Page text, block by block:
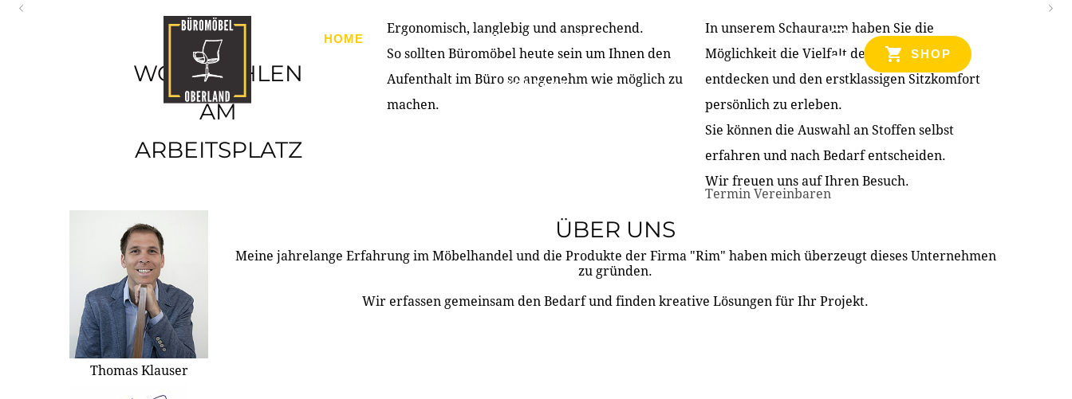
HOME PRODUKTE ÜBER UNS PARTNER & REFERENZEN
KONTAKT
SHOP
WOHLFÜHLEN
AM
ARBEITSPLATZ
Ergonomisch, langlebig und ansprechend.
So sollten Büromöbel heute sein um Ihnen den
Aufenthalt im Büro so angenehm wie möglich zu
machen.
In unserem Schauraum haben Sie die
Möglichkeit die Vielfalt der Produkte zu
entdecken und den erstklassigen Sitzkomfort
persönlich zu erleben.
Sie können die Auswahl an Stoffen selbst
erfahren und nach Bedarf entscheiden.
Wir freuen uns auf Ihren Besuch.
Termin Vereinbaren
Thomas Klauser
ÜBER UNS
Meine jahrelange Erfahrung im Möbelhandel und die Produkte der Firma "Rim" haben mich überzeugt dieses Unternehmen
zu gründen.
Wir erfassen gemeinsam den Bedarf und finden kreative Lösungen für Ihr Projekt.